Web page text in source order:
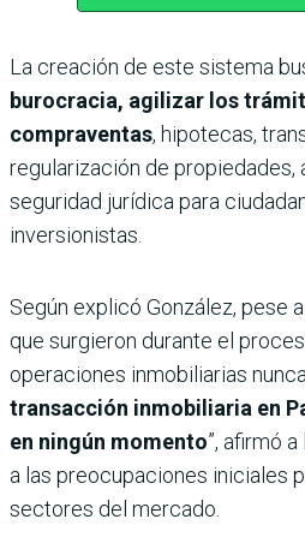
La creación de este sistema
burocracia, agilizar los
compraventas, hipotecas,
regularización de propiedades,
seguridad jurídica para
inversionistas.
Según explicó González, pese
que surgieron durante el
operaciones inmobiliarias
transacción inmobiliaria en
en ningún momento”, afirmó
a las preocupaciones iniciales
sectores del mercado.